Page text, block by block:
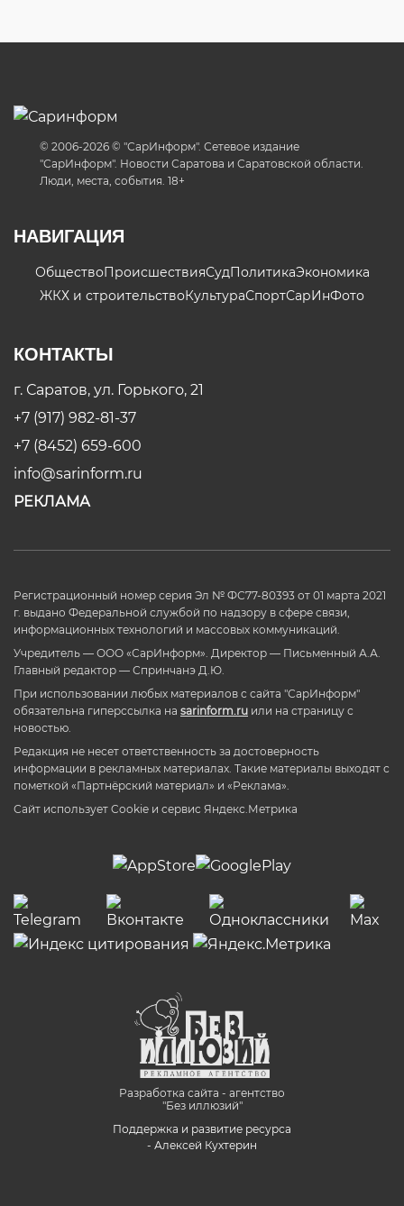
© 2006-2026 © "СарИнформ". Сетевое издание
"СарИнформ". Новости Саратова и Саратовской области.
Люди, места, события. 18+
НАВИГАЦИЯ
ОбществоПроисшествияСудПолитикаЭкономика
ЖКХ и строительствоКультураСпортСарИнФото
КОНТАКТЫ
г. Саратов, ул. Горького, 21
+7 (917) 982-81-37
+7 (8452) 659-600
info@sarinform.ru
РЕКЛАМА
Регистрационный номер серия Эл № ФС77-80393 от 01 марта 2021
г. выдано Федеральной службой по надзору в сфере связи,
информационных технологий и массовых коммуникаций.
Учредитель — ООО «СарИнформ». Директор — Письменный А.А.
Главный редактор — Спринчанэ Д.Ю.
При использовании любых материалов с сайта "СарИнформ"
обязательна гиперссылка на sarinform.ru или на страницу с
новостью.
Редакция не несет ответственность за достоверность
информации в рекламных материалах. Такие материалы выходят с
пометкой «Партнёрский материал» и «Реклама».
Сайт использует Cookie и сервиc Яндекс.Метрика
Разработка сайта - агентство
"Без иллюзий"
Поддержка и развитие ресурса
- Алексей Кухтерин